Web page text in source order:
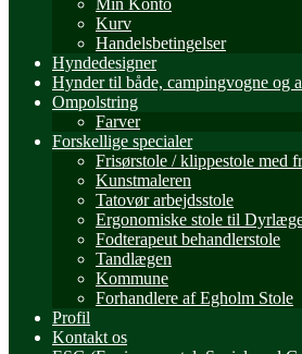
Min Konto
Kurv
Handelsbetingelser
Hyndedesigner
Hynder til både, campingvogne og
Ompolstring
Farver
Forskellige specialer
Frisørstole / klippestole med
Kunstmaleren
Tatovør arbejdsstole
Ergonomiske stole til
Fodterapeut behandlerstole
Tandlægen
Kommune
Forhandlere af Egholm Stole
Profil
Kontakt os